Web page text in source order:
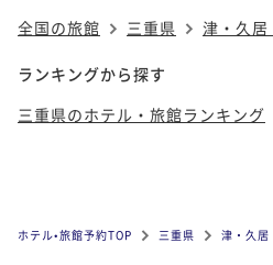
全国の旅館
三重県 津・久
ランキングから探す
三重県のホテル・旅館ランキング
ホテル•旅館予約TOP 三重県 津・久居